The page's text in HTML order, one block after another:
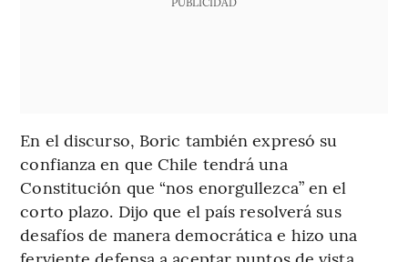
En el discurso, Boric también expresó su
confianza en que Chile tendrá una
Constitución que “nos enorgullezca” en el
corto plazo. Dijo que el país resolverá sus
desafíos de manera democrática e hizo una
ferviente defensa a aceptar puntos de vista